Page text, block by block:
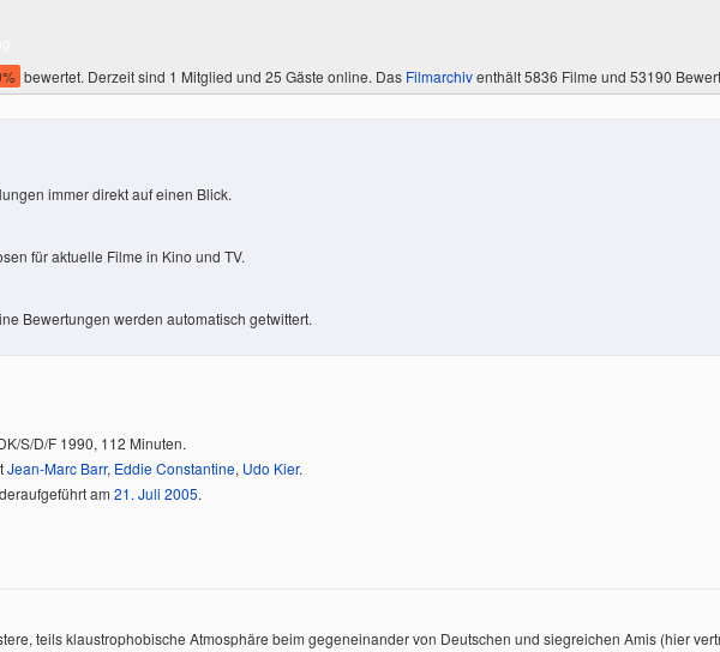
bewertet. Derzeit sind 1 Mitglied und 25 Gäste online. Das Filmarchiventhält 5836 Filme und 53190
immer direkt auf einen Blick.
für aktuelle Filme in Kino und TV.
Bewertungen werden automatisch getwittert.
S/D/F 1990, 112 Minuten.
Jean-Marc Barr, Eddie Constantine, Udo Kier.
am 21. Juli 2005.
teils klaustrophobische Atmosphäre beim gegeneinander von Deutschen und siegreichen Amis (hier